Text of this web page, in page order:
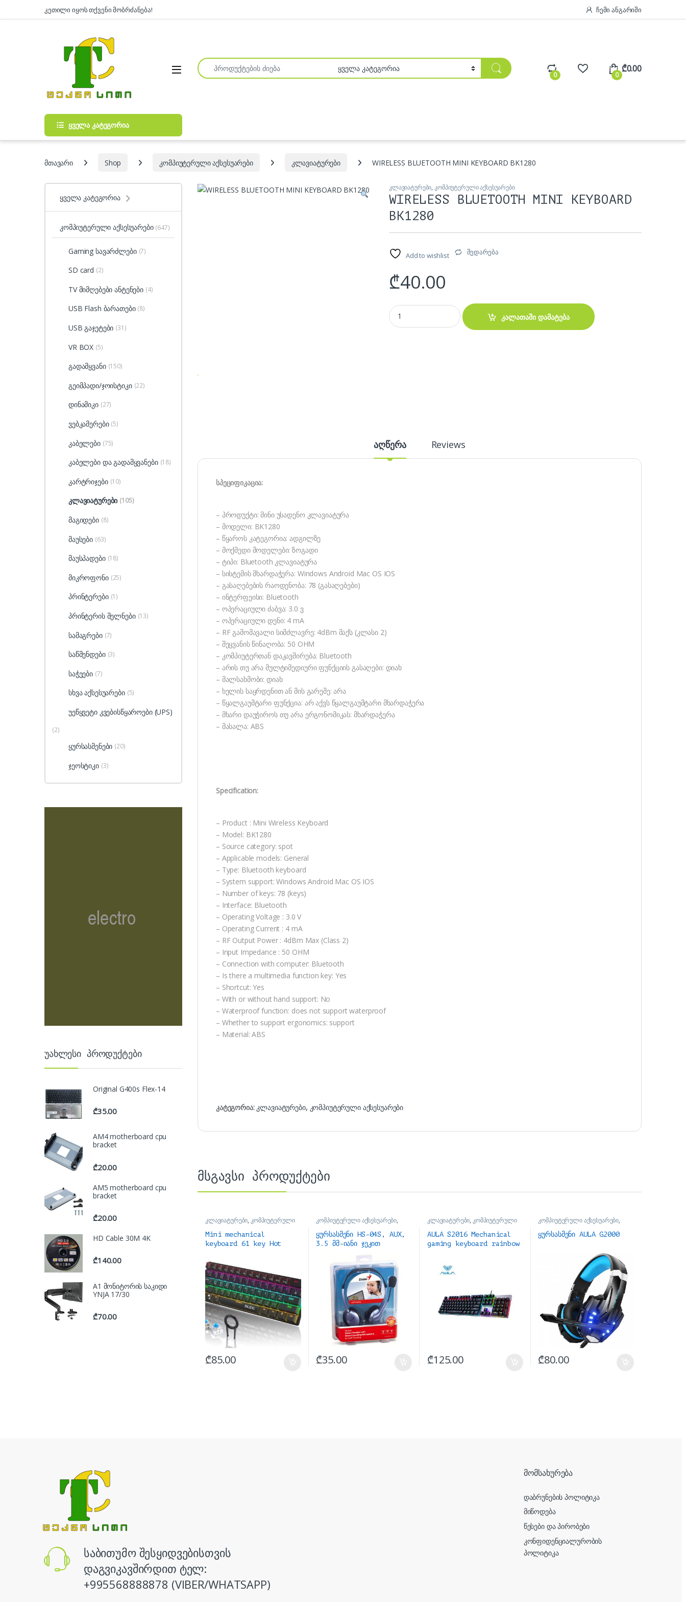
კეთილი იყოს თქვენი მობრძანება! ჩემი ანგარიში
Open
Search for:
0 0
₾0.00
ყველა კატეგორია
მთავარი Shop კომპიუტერული აქსესუარები კლავიატურები WIRELESS BLUETOOTH MINI KEYBOARD BK1280
კლავიატურები,კომპიუტერული აქსესუარები
WIRELESS BLUETOOTH MINI KEYBOARD
BK1280
Add to wishlist შედარება
₾40.00
WIRELESS BLUETOOTH MINI KEYBOARD BK1280 quantity
კალათაში დამატება
აღწერა Reviews
სპეციფიკაცია:
– პროდუქტი: მინი უსადენო კლავიატურა
– მოდელი: BK1280
– წყაროს კატეგორია: ადგილზე
– მოქმედი მოდელები: ზოგადი
– ტიპი: Bluetooth კლავიატურა
– სისტემის მხარდაჭერა: Windows Android Mac OS IOS
– გასაღებების რაოდენობა: 78 (გასაღებები)
– ინტერფეისი: Bluetooth
– ოპერაციული ძაბვა: 3.0 ვ
– ოპერაციული დენი: 4 mA
– RF გამომავალი სიმძლავრე: 4dBm მაქს (კლასი 2)
– შეყვანის წინაღობა: 50 OHM
– კომპიუტერთან დაკავშირება: Bluetooth
– არის თუ არა მულტიმედიური ფუნქციის გასაღები: დიახ
– მალსახმობი: დიახ
– ხელის საყრდენით ან მის გარეშე: არა
– წყალგაუმტარი ფუნქცია: არ აქვს წყალგაუმტარი მხარდაჭერა
– მხარი დაუჭიროს თუ არა ერგონომიკას: მხარდაჭერა
– მასალა: ABS
Specification:
– Product : Mini Wireless Keyboard
– Model: BK1280
– Source category: spot
– Applicable models: General
– Type: Bluetooth keyboard
– System support: Windows Android Mac OS IOS
– Number of keys: 78 (keys)
– Interface: Bluetooth
– Operating Voltage : 3.0 V
– Operating Current : 4 mA
– RF Output Power : 4dBm Max (Class 2)
– Input Impedance : 50 OHM
– Connection with computer: Bluetooth
– Is there a multimedia function key: Yes
– Shortcut: Yes
– With or without hand support: No
– Waterproof function: does not support waterproof
– Whether to support ergonomics: support
– Material: ABS
კატეგორია:კლავიატურები, კომპიუტერული აქსესუარები
მსგავსი პროდუქტები
კლავიატურები,კომპიუტერული
აქსესუარები
Mini mechanical
keyboard 61 key Hot
მექანიკური
₾85.00
კომპიუტერული აქსესუარები,
ყურსასმენები
ყურსასმენი HS-04S, AUX,
3.5 მმ-იანი ჯეკით
₾35.00
კლავიატურები,კომპიუტერული
აქსესუარები
AULA S2016 Mechanical
gaming keyboard rainbow
₾125.00
კომპიუტერული აქსესუარები,
ყურსასმენები
ყურსასმენი AULA G2000
₾80.00
ყველა კატეგორია
კომპიუტერული აქსესუარები (647)
Gaming სავარძლები (7)
SD card (2)
TV მიმღებები ანტენები (4)
USB Flash ბარათები (8)
USB გაჯეტები (31)
VR BOX (5)
გადამყვანი (150)
გეიმპადი/ჯოისტიკი (22)
დინამიკი (27)
ვებკამერები (5)
კაბელები (75)
კაბელები და გადამყვანები (18)
კარტრიჯები (10)
კლავიატურები (105)
მაგიდები (8)
მაუსები (63)
მაუსპადები (18)
მიკროფონი (25)
პრინტერები (1)
პრინტერის მელნები (13)
სამაგრები (7)
საწმენდები (3)
საჭეები (7)
სხვა აქსესუარები (5)
უეწყვეტი კვებისწყაროები (UPS)
(2)
ყურსასმენები (20)
ჯეოსტიკი (3)
უახლესი პროდუქტები
Original G400s Flex-14
₾35.00
AM4 motherboard cpu
bracket
₾20.00
AM5 motherboard cpu
bracket
₾20.00
HD Cable 30M 4K
₾140.00
A1 მონიტორის საკიდი
YNJA 17/30
₾70.00
საბითუმო შესყიდვებისთვის
დაგვიკავშირდით ტელ:
+995568888878 (VIBER/WHATSAPP)
მომსახურება
დაბრუნების პოლიტიკა
მიწოდება
წესები და პირობები
კონფიდენციალურობის
პოლიტიკა